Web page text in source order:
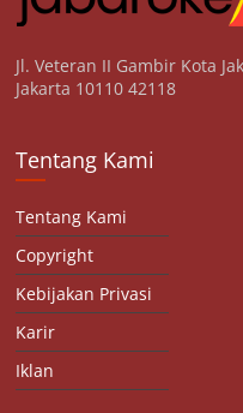
Jl. Veteran II Gambir Kota
Jakarta 10110 42118
Tentang Kami
Tentang Kami
Copyright
Kebijakan Privasi
Karir
Iklan